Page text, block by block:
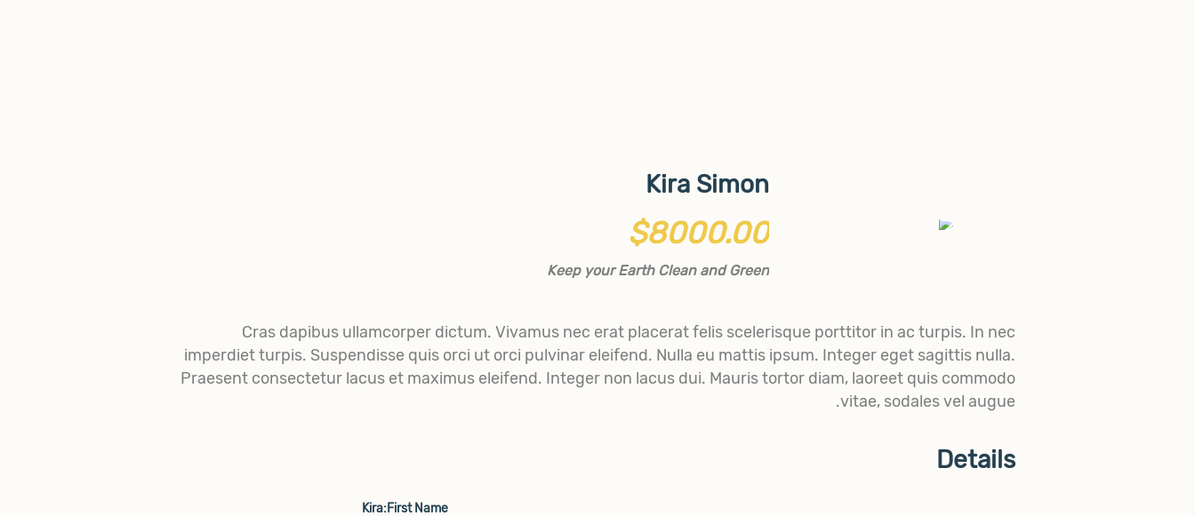
Kira Simon
$8000.00
Keep your Earth Clean and Green
Cras dapibus ullamcorper dictum. Vivamus nec erat placerat felis scelerisque porttitor in ac turpis. In nec
imperdiet turpis. Suspendisse quis orci ut orci pulvinar eleifend. Nulla eu mattis ipsum. Integer eget sagittis nulla.
Praesent consectetur lacus et maximus eleifend. Integer non lacus dui. Mauris tortor diam, laoreet quis commodo
vitae, sodales vel augue.
Details
First Name:
Kira